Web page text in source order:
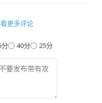
具爱好者
效率的职场人
者与技术从业者
想要进阶提升的用户
更多评论
分 40分 25分